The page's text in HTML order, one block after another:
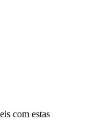
com estas